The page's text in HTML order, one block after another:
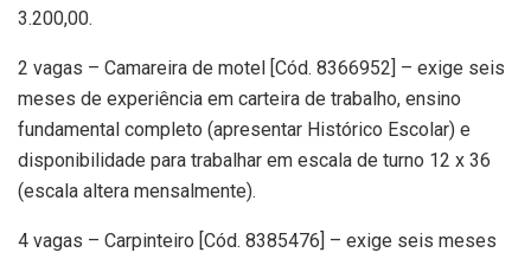
3.200,00.
2 vagas – Camareira de motel [Cód. 8366952] – exige seis
meses de experiência em carteira de trabalho, ensino
fundamental completo (apresentar Histórico Escolar) e
disponibilidade para trabalhar em escala de turno 12 x 36
(escala altera mensalmente).
4 vagas – Carpinteiro [Cód. 8385476] – exige seis meses